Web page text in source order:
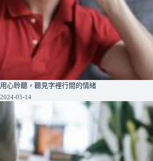
用心聆聽，聽見字裡行間的情緒
2024-05-14